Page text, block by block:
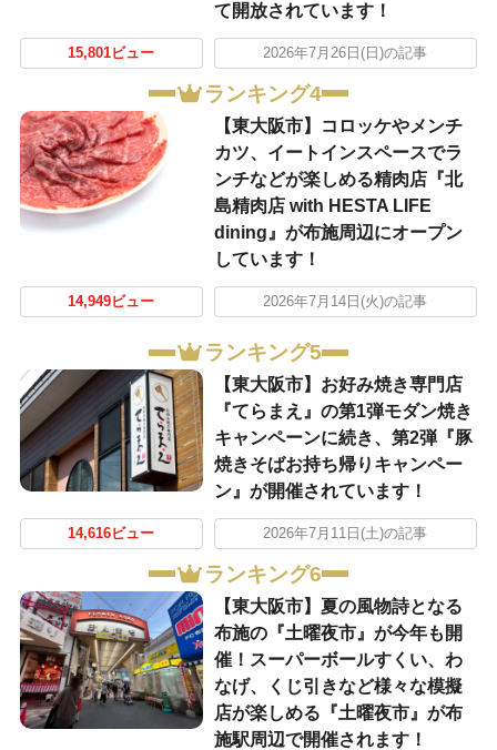
て開放されています！
15,801ビュー 2026年7月26日(日)の記事
ランキング4
【東大阪市】コロッケやメンチ
カツ、イートインスペースでラ
ンチなどが楽しめる精肉店『北
島精肉店 with HESTA LIFE
dining』が布施周辺にオープン
しています！
14,949ビュー 2026年7月14日(火)の記事
ランキング5
【東大阪市】お好み焼き専門店
『てらまえ』の第1弾モダン焼き
キャンペーンに続き、第2弾『豚
焼きそばお持ち帰りキャンペー
ン』が開催されています！
14,616ビュー 2026年7月11日(土)の記事
ランキング6
【東大阪市】夏の風物詩となる
布施の『土曜夜市』が今年も開
催！スーパーボールすくい、わ
なげ、くじ引きなど様々な模擬
店が楽しめる『土曜夜市』が布
施駅周辺で開催されます！